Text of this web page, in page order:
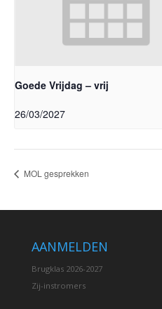
Goede Vrijdag – vrij
26/03/2027
MOL gesprekken
AANMELDEN
Brugklas 2026-2027
Zij-instromers